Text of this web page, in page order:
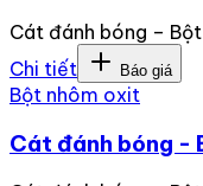
Cát đánh bóng –
Chi tiết
Báo giá
Bột nhôm oxit
Cát đánh bóng -